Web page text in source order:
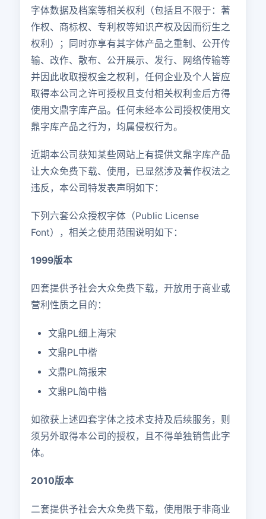
字体数据及档案等相关权利（包括且不限于：著
作权、商标权、专利权等知识产权及因而衍生之
权利）；同时亦享有其字体产品之重制、公开传
输、改作、散布、公开展示、发行、网络传输等
并因此收取授权金之权利，任何企业及个人皆应
取得本公司之许可授权且支付相关权利金后方得
使用文鼎字库产品。任何未经本公司授权使用文
鼎字库产品之行为，均属侵权行为。
近期本公司获知某些网站上有提供文鼎字库产品
让大众免费下载、使用，已显然涉及著作权法之
违反，本公司特发表声明如下：
下列六套公众授权字体（Public License
Font），相关之使用范围说明如下：
1999版本
四套提供予社会大众免费下载，开放用于商业或
营利性质之目的：
文鼎PL细上海宋
文鼎PL中楷
文鼎PL简报宋
文鼎PL简中楷
如欲获上述四套字体之技术支持及后续服务，则
须另外取得本公司的授权，且不得单独销售此字
体。
2010版本
二套提供予社会大众免费下载，使用限于非商业